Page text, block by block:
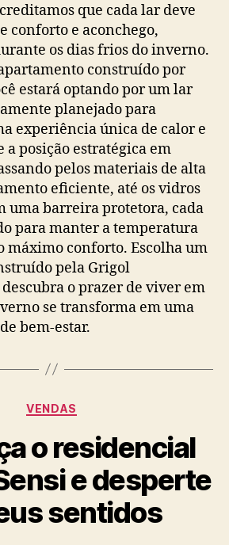
que cada lar deve
conforto e aconchego,
os dias frios do inverno.
construído por
estará optando por um lar
planejado para
experiência única de calor e
a posição estratégica em
pelos materiais de alta
eficiente, até os vidros
uma barreira protetora, cada
para manter a temperatura
máximo conforto. Escolha um
pela Grigol
o prazer de viver em
se transforma em uma
bem-estar.
VENDAS
o residencial
e desperte
sentidos